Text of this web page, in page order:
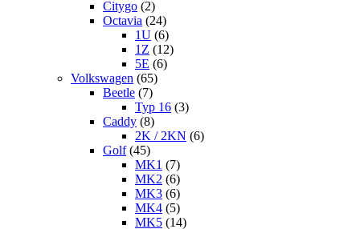
Citygo (2)
Octavia (24)
1U (6)
1Z (12)
5E (6)
Volkswagen (65)
Beetle (7)
Typ 16 (3)
Caddy (8)
2K / 2KN (6)
Golf (45)
MK1 (7)
MK2 (6)
MK3 (6)
MK4 (5)
MK5 (14)